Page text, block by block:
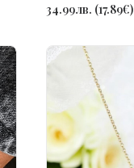
34.99лв. (17.89€)